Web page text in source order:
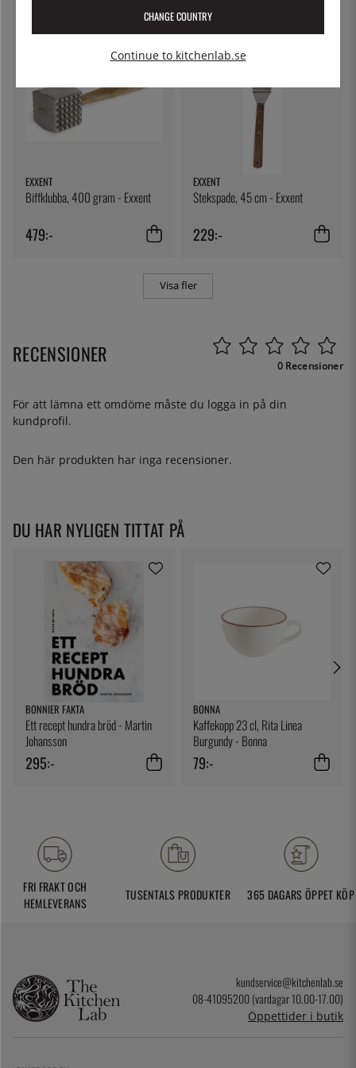
EXXENT
Biffklubba, 400 gram - Exxent
479:-
EXXENT
Stekspade, 45 cm - Exxent
229:-
Visa fler
RECENSIONER 0 Recensioner
För att lämna ett omdöme måste du logga in på din
kundprofil.
Den här produkten har inga recensioner.
DU HAR NYLIGEN TITTAT PÅ
BONNIER FAKTA
Ett recept hundra bröd - Martin
Johansson
295:-
BONNA
Kaffekopp 23 cl, Rita Linea
Burgundy - Bonna
79:-
FRI FRAKT OCH
HEMLEVERANS
TUSENTALS PRODUKTER 365 DAGARS ÖPPET KÖP
kundservice@kitchenlab.se
08-41095200 (vardagar 10.00-17.00)
Öppettider i butik
CHANGE COUNTRY
Continue to kitchenlab.se